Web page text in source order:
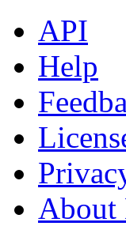
API
Help
About